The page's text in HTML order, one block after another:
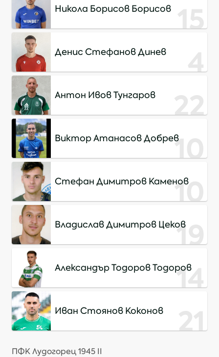
Никола Борисов Борисов 15
Денис Стефанов Динев 4
Антон Ивов Тунгаров 22
Виктор Атанасов Добрев10
Стефан Димитров Каменов10
Владислав Димитров Цеков19
Александър Тодоров Тодоров14
Иван Стоянов Коконов 21
ПФК Лудогорец 1945 II